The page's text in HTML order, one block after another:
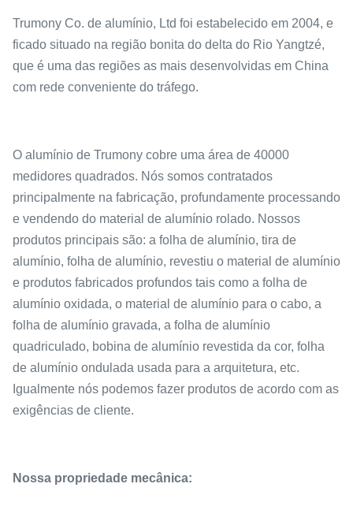
Trumony Co. de alumínio, Ltd foi estabelecido em 2004, e
ficado situado na região bonita do delta do Rio Yangtzé,
que é uma das regiões as mais desenvolvidas em China
com rede conveniente do tráfego.
O alumínio de Trumony cobre uma área de 40000
medidores quadrados. Nós somos contratados
principalmente na fabricação, profundamente processando
e vendendo do material de alumínio rolado. Nossos
produtos principais são: a folha de alumínio, tira de
alumínio, folha de alumínio, revestiu o material de alumínio
e produtos fabricados profundos tais como a folha de
alumínio oxidada, o material de alumínio para o cabo, a
folha de alumínio gravada, a folha de alumínio
quadriculado, bobina de alumínio revestida da cor, folha
de alumínio ondulada usada para a arquitetura, etc.
Igualmente nós podemos fazer produtos de acordo com as
exigências de cliente.
Nossa propriedade mecânica: